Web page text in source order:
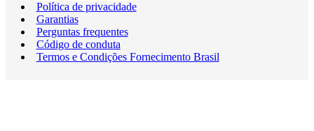
Política de privacidade
Garantias
Perguntas frequentes
Código de conduta
Termos e Condições Fornecimento Brasil